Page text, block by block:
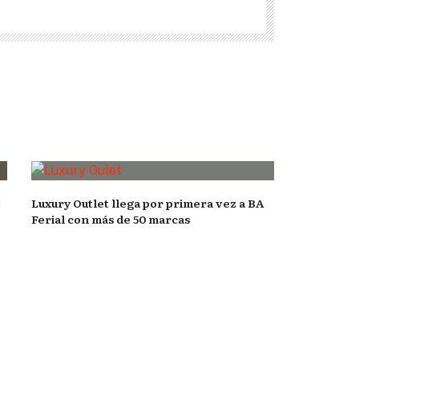
Luxury Outlet llega por primera vez a BA
Ferial con más de 50 marcas